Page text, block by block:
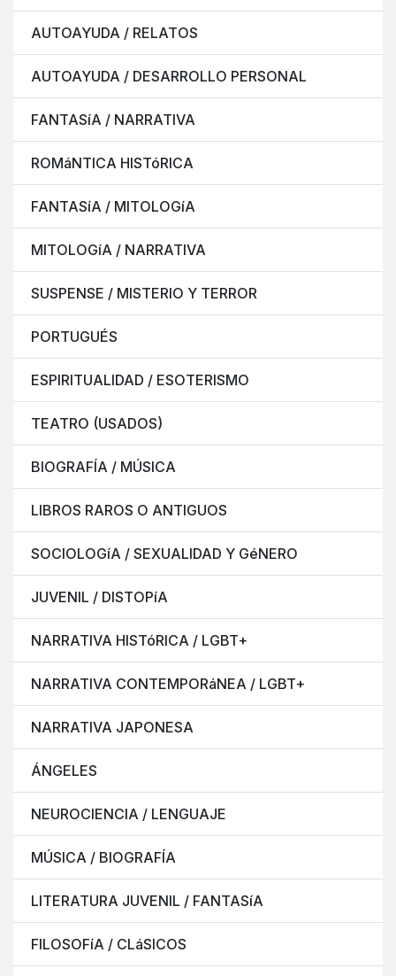
AUTOAYUDA / RELATOS
AUTOAYUDA / DESARROLLO PERSONAL
FANTASíA / NARRATIVA
ROMáNTICA HISTóRICA
FANTASíA / MITOLOGíA
MITOLOGíA / NARRATIVA
SUSPENSE / MISTERIO Y TERROR
PORTUGUÉS
ESPIRITUALIDAD / ESOTERISMO
TEATRO (USADOS)
BIOGRAFÍA / MÚSICA
LIBROS RAROS O ANTIGUOS
SOCIOLOGíA / SEXUALIDAD Y GéNERO
JUVENIL / DISTOPíA
NARRATIVA HISTóRICA / LGBT+
NARRATIVA CONTEMPORáNEA / LGBT+
NARRATIVA JAPONESA
ÁNGELES
NEUROCIENCIA / LENGUAJE
MÚSICA / BIOGRAFÍA
LITERATURA JUVENIL / FANTASíA
FILOSOFíA / CLáSICOS